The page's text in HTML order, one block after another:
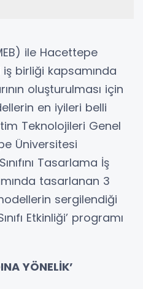
ile Hacettepe
birliği kapsamında
oluşturulması için
en iyileri belli
Teknolojileri Genel
Üniversitesi
Tasarlama İş
tasarlanan 3
sergilendiği
Etkinliği’ programı
YÖNELİK’